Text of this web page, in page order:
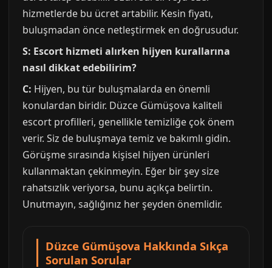
hizmetlerde bu ücret artabilir. Kesin fiyatı,
buluşmadan önce netleştirmek en doğrusudur.
S: Escort hizmeti alırken hijyen kurallarına
nasıl dikkat edebilirim?
C: Hijyen, bu tür buluşmalarda en önemli
konulardan biridir. Düzce Gümüşova kaliteli
escort profilleri, genellikle temizliğe çok önem
verir. Siz de buluşmaya temiz ve bakımlı gidin.
Görüşme sırasında kişisel hijyen ürünleri
kullanmaktan çekinmeyin. Eğer bir şey size
rahatsızlık veriyorsa, bunu açıkça belirtin.
Unutmayın, sağlığınız her şeyden önemlidir.
Düzce Gümüşova Hakkında Sıkça
Sorulan Sorular